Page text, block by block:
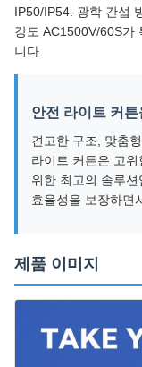
IP50/IP54. 광학 간섭
강도 AC1500V/60S가
니다.
안전 라이트 커
견고한 구조, 맞춤
라이트 커튼은 고
위한 최고의 솔루
효율성을 보장하면
제품 이미지